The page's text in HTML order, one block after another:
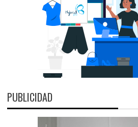
PUBLICIDAD